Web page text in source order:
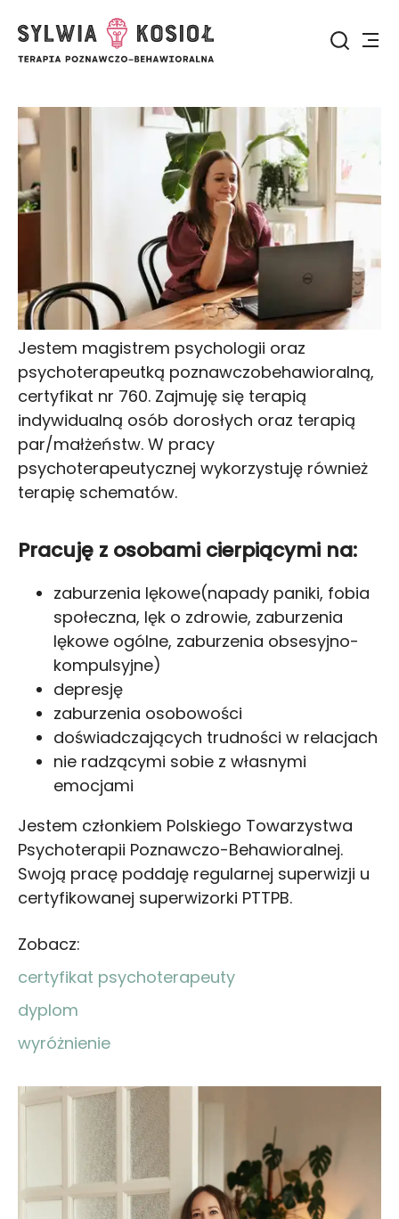
Jestem magistrem psychologii oraz
psychoterapeutką poznawczobehawioralną,
certyfikat nr 760. Zajmuję się terapią
indywidualną osób dorosłych oraz terapią
par/małżeństw. W pracy
psychoterapeutycznej wykorzystuję również
terapię schematów.
Pracuję z osobami cierpiącymi na:
zaburzenia lękowe(napady paniki, fobia
społeczna, lęk o zdrowie, zaburzenia
lękowe ogólne, zaburzenia obsesyjno-
kompulsyjne)
depresję
zaburzenia osobowości
doświadczających trudności w relacjach
nie radzącymi sobie z własnymi
emocjami
Jestem członkiem Polskiego Towarzystwa
Psychoterapii Poznawczo-Behawioralnej.
Swoją pracę poddaję regularnej superwizji u
certyfikowanej superwizorki PTTPB.
Zobacz:
certyfikat psychoterapeuty
dyplom
wyróżnienie